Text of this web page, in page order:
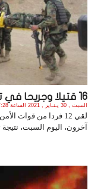
16 قتيلا وجريحا في تفجير سيارة مفخخ ...
السبت , 30 يـنـاير , 2021 الساعة 5:57:28 PM
لقي 12 فردا من قوات
آخرون، اليوم السبت، نتيجة